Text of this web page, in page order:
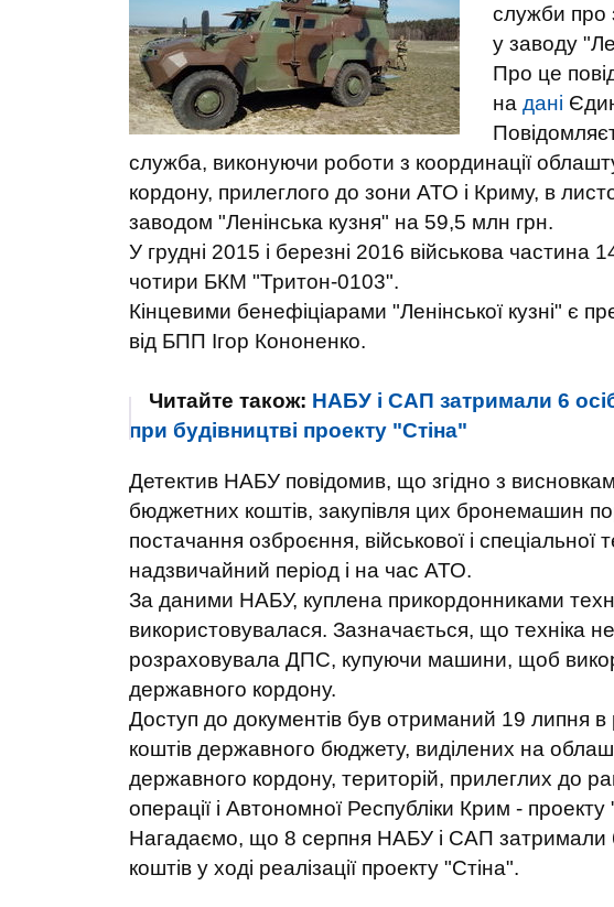
служби про
у заводу
Про це
на дані
служба, виконуючи роботи з координації
кордону, прилеглого до зони АТО і Криму, в
заводом "Ленінська кузня" на 59,5 млн грн.
У грудні 2015 і березні 2016 військова частина
чотири БКМ "Тритон-0103".
Кінцевими бенефіціарами "Ленінської кузні" є
від БПП Ігор Кононенко.
Читайте також: НАБУ і САП затримали 6
при будівництві проекту "Стіна"
Детектив НАБУ повідомив, що згідно з
бюджетних коштів, закупівля цих бронемашин
постачання озброєння, військової і спеціальної
надзвичайний період і на час АТО.
За даними НАБУ, куплена прикордонниками
використовувалася. Зазначається, що техніка
розраховувала ДПС, купуючи машини, щоб
державного кордону.
Доступ до документів був отриманий 19 липня в
коштів державного бюджету, виділених на
державного кордону, територій, прилеглих до
операції і Автономної Республіки Крим - проекту
Нагадаємо, що 8 серпня НАБУ і САП затримали
коштів у ході реалізації проекту "Стіна".